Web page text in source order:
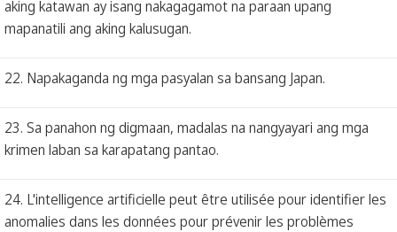
aking katawan ay isang nakagagamot na paraan upang
mapanatili ang aking kalusugan.
22. Napakaganda ng mga pasyalan sa bansang Japan.
23. Sa panahon ng digmaan, madalas na nangyayari ang mga
krimen laban sa karapatang pantao.
24. L'intelligence artificielle peut être utilisée pour identifier les
anomalies dans les données pour prévenir les problèmes